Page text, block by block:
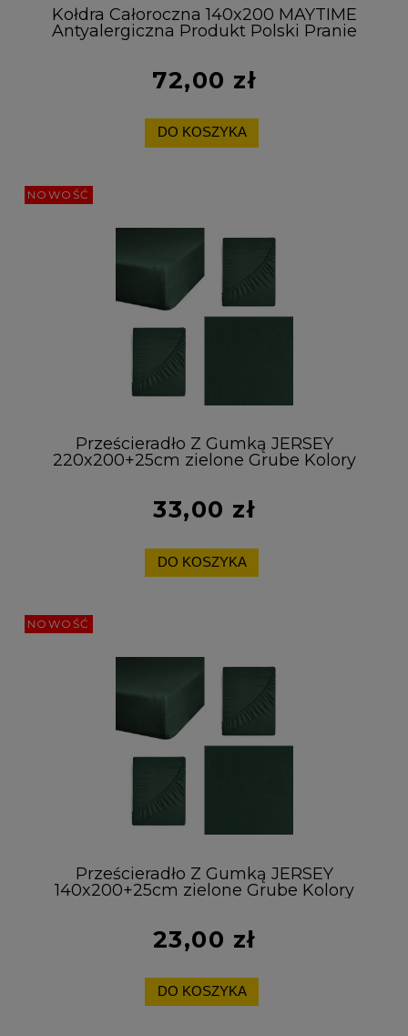
Kołdra Całoroczna 140x200 MAYTIME
Antyalergiczna Produkt Polski Pranie
72,00 zł
DO KOSZYKA
Prześcieradło Z Gumką JERSEY
220x200+25cm zielone Grube Kolory
33,00 zł
DO KOSZYKA
NOWOŚĆ
Prześcieradło Z Gumką JERSEY
140x200+25cm zielone Grube Kolory
23,00 zł
DO KOSZYKA
NOWOŚĆ